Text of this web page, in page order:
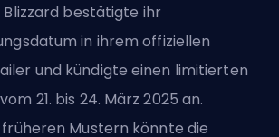
Blizzard bestätigte ihr
in ihrem offiziellen
und kündigte einen limitierten
21. bis 24. März 2025 an.
Mustern könnte die